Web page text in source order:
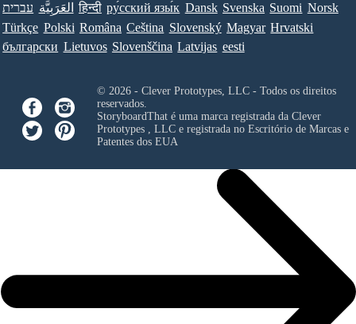
עברית العَرَبِيَّة हिन्दी ру́сский язы́к Dansk Svenska Suomi Norsk
Türkçe Polski Româna Ceština Slovenský Magyar Hrvatski
български Lietuvos Slovenščina Latvijas eesti
© 2026 - Clever Prototypes, LLC - Todos os direitos
reservados.
StoryboardThat é uma marca registrada da Clever
Prototypes , LLCe registrada no Escritório de Marcas e
Patentes dos EUA